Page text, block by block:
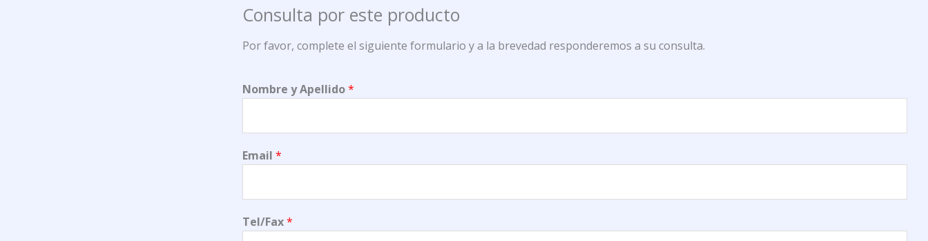
Consulta por este producto
Por favor, complete el siguiente formulario y a la brevedad responderemos a su consulta.
Nombre y Apellido*
Email *
Tel/Fax*